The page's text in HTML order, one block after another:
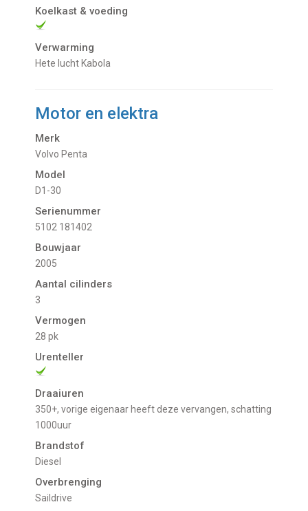
Koelkast & voeding
Verwarming
Hete lucht Kabola
Motor en elektra
Merk
Volvo Penta
Model
D1-30
Serienummer
5102 181402
Bouwjaar
2005
Aantal cilinders
3
Vermogen
28 pk
Urenteller
Draaiuren
350+, vorige eigenaar heeft deze vervangen, schatting
1000uur
Brandstof
Diesel
Overbrenging
Saildrive